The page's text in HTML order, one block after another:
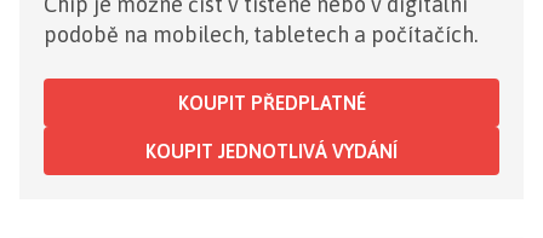
podobě na mobilech, tabletech a počítačích.
KOUPIT PŘEDPLATNÉ
KOUPIT JEDNOTLIVÁ VYDÁNÍ